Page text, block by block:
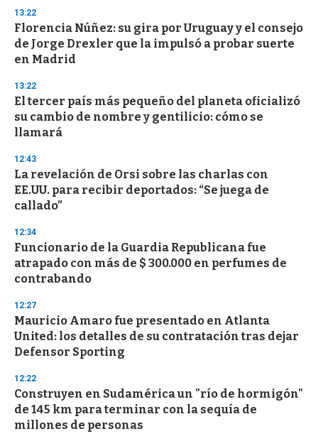
3
s
e
c
o
d
s
13:22
Florencia Núñez: su gira por Uruguay y el consejo
de Jorge Drexler que la impulsó a probar suerte
en Madrid
13:22
El tercer país más pequeño del planeta oficializó
su cambio de nombre y gentilicio: cómo se
llamará
12:43
La revelación de Orsi sobre las charlas con
EE.UU. para recibir deportados: “Se juega de
callado”
12:34
Funcionario de la Guardia Republicana fue
atrapado con más de $ 300.000 en perfumes de
contrabando
12:27
Mauricio Amaro fue presentado en Atlanta
United: los detalles de su contratación tras dejar
Defensor Sporting
12:22
Construyen en Sudamérica un "río de hormigón"
de 145 km para terminar con la sequía de
millones de personas